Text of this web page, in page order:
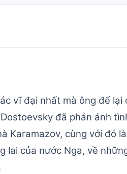
vĩ đại nhất mà ông để lại
đã phản ánh
Karamazov, cùng với đó
lai của nước Nga, về